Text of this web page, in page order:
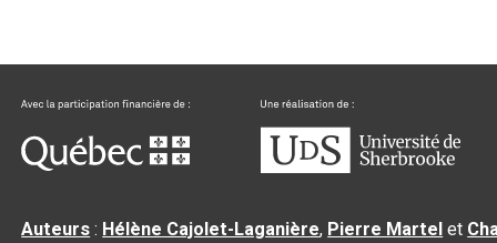
Auteurs : Hélène Cajolet-Laganière, Pierre Martel et